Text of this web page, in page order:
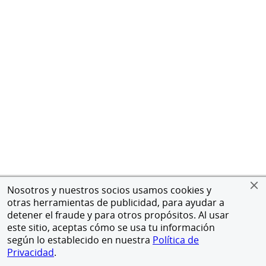
Nosotros y nuestros socios usamos cookies y
otras herramientas de publicidad, para ayudar a
detener el fraude y para otros propósitos. Al usar
este sitio, aceptas cómo se usa tu información
según lo establecido en nuestra Política de
Privacidad.